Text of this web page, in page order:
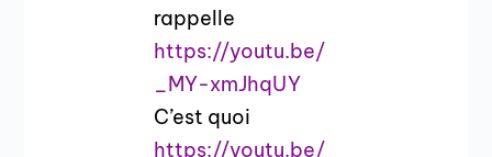
rappelle
https://youtu.be/
_MY-xmJhqUY
C’est quoi
https://youtu.be/